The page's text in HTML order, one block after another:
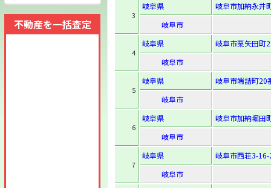
不動産を一括査定
3
岐阜県
岐阜市加納永井
岐阜市
4
岐阜県
岐阜市栗矢田町
岐阜市
5
岐阜県
岐阜市端詰町20
岐阜市
6
岐阜県
岐阜市加納堀田
岐阜市
7
岐阜県
岐阜市西荘3-
岐阜市